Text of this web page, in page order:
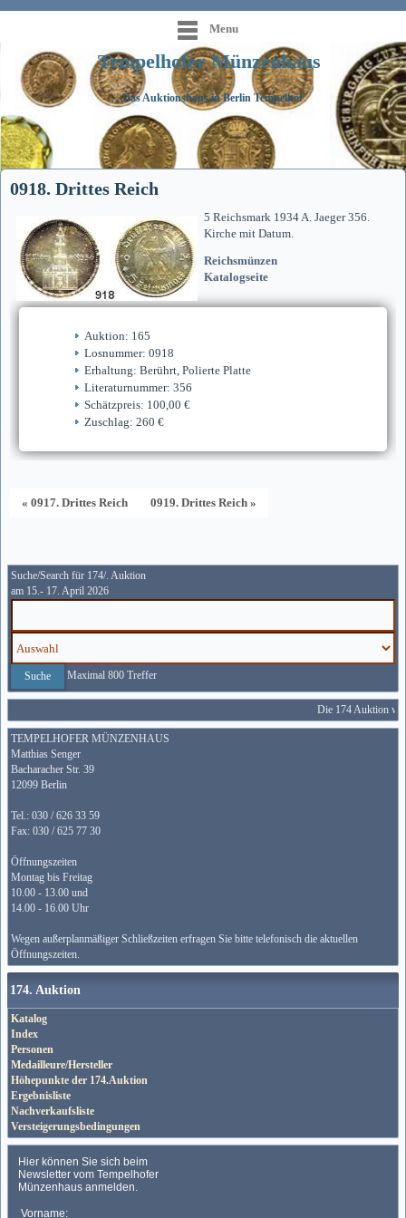
Menu
Tempelhofer Münzenhaus
Das Auktionshaus in Berlin Tempelhof
0918. Drittes Reich
5 Reichsmark 1934 A. Jaeger 356.
Kirche mit Datum.
Reichsmünzen
Katalogseite
Auktion: 165
Losnummer: 0918
Erhaltung: Berührt, Polierte Platte
Literaturnummer: 356
Schätzpreis: 100,00 €
Zuschlag: 260 €
« 0917. Drittes Reich 0919. Drittes Reich »
Suche/Search für 174/. Auktion
am 15.- 17. April 2026
Maximal 800 Treffer
Die 174 Auktion
TEMPELHOFER MÜNZENHAUS
Matthias Senger
Bacharacher Str. 39
12099 Berlin
Tel.: 030 / 626 33 59
Fax: 030 / 625 77 30
Öffnungszeiten
Montag bis Freitag
10.00 - 13.00 und
14.00 - 16.00 Uhr
Wegen außerplanmäßiger Schließzeiten erfragen Sie bitte telefonisch die aktuellen
Öffnungszeiten.
174. Auktion
Katalog
Index
Personen
Medailleure/Hersteller
Höhepunkte der 174.Auktion
Ergebnisliste
Nachverkaufsliste
Versteigerungsbedingungen